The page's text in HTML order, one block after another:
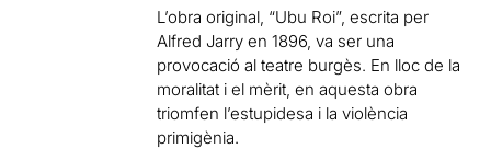
L’obra original, “Ubu Roi”, escrita per
Alfred Jarry en 1896, va ser una
provocació al teatre burgès. En lloc de la
moralitat i el mèrit, en aquesta obra
triomfen l’estupidesa i la violència
primigènia.